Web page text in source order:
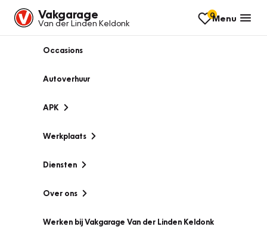
Vakgarage
Van der Linden Keldonk
0Menu
Occasions
Autoverhuur
APK
Werkplaats
Diensten
Over ons
Werken bij Vakgarage Van der Linden Keldonk